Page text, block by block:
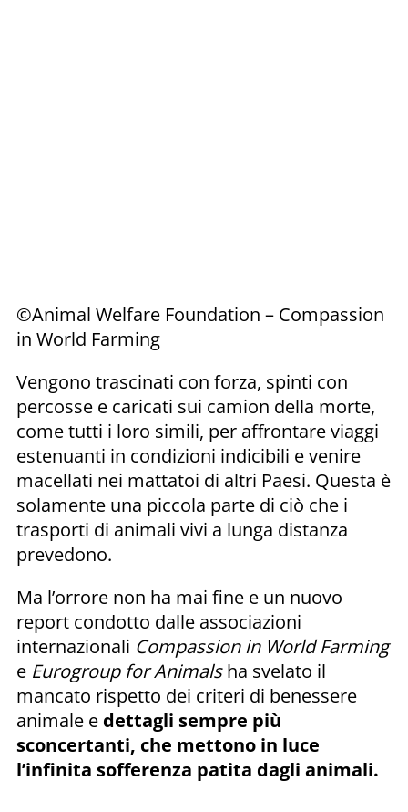
©Animal Welfare Foundation – Compassion
in World Farming
Vengono trascinati con forza, spinti con
percosse e caricati sui camion della morte,
come tutti i loro simili, per affrontare viaggi
estenuanti in condizioni indicibili e venire
macellati nei mattatoi di altri Paesi. Questa è
solamente una piccola parte di ciò che i
trasporti di animali vivi a lunga distanza
prevedono.
Ma l’orrore non ha mai fine e un nuovo
report condotto dalle associazioni
internazionali Compassion in World Farming
e Eurogroup for Animalsha svelato il
mancato rispetto dei criteri di benessere
animale e dettagli sempre più
sconcertanti, che mettono in luce
l’infinita sofferenza patita dagli animali.